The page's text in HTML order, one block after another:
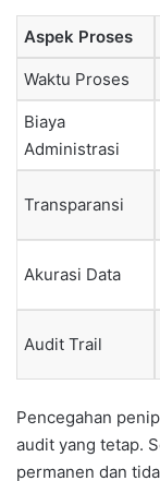
Aspek Proses
Waktu Proses
Biaya
Administrasi
Transparansi
Akurasi Data
Audit Trail
Pencegahan
audit yang tetap.
permanen dan